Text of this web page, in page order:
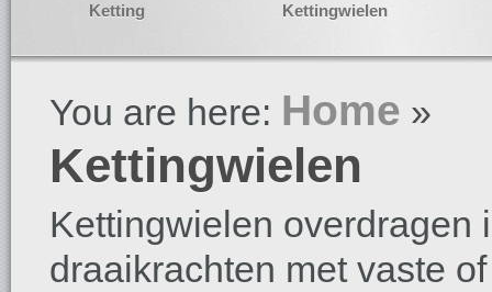
Ketting Kettingwielen
You are here: Home »
Kettingwielen
Kettingwielen overdragen
draaikrachten met vaste